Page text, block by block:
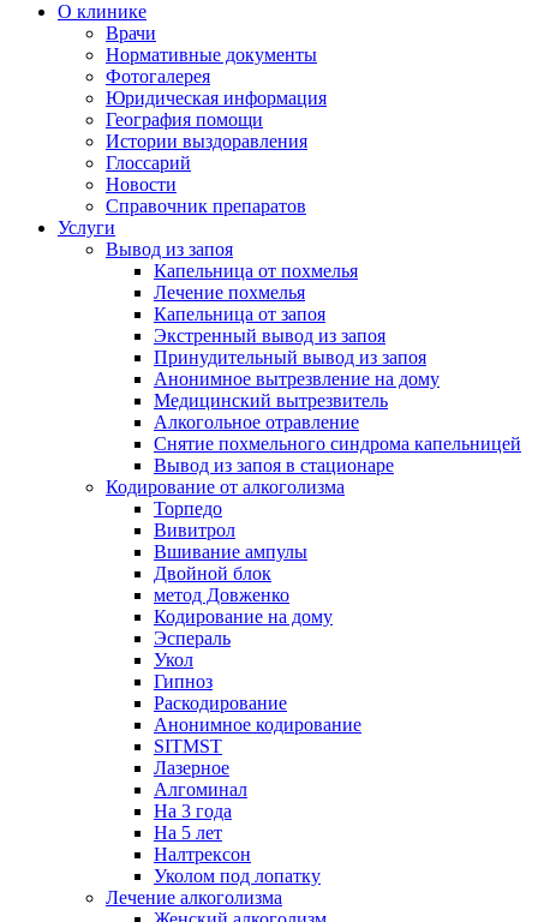
О клинике
Врачи
Нормативные документы
Фотогалерея
Юридическая информация
География помощи
Истории выздоравления
Глоссарий
Новости
Справочник препаратов
Услуги
Вывод из запоя
Капельница от похмелья
Лечение похмелья
Капельница от запоя
Экстренный вывод из запоя
Принудительный вывод из запоя
Анонимное вытрезвление на дому
Медицинский вытрезвитель
Алкогольное отравление
Снятие похмельного синдрома капельницей
Вывод из запоя в стационаре
Кодирование от алкоголизма
Торпедо
Вивитрол
Вшивание ампулы
Двойной блок
метод Довженко
Кодирование на дому
Эспераль
Укол
Гипноз
Раскодирование
Анонимное кодирование
SITMST
Лазерное
Алгоминал
На 3 года
На 5 лет
Налтрексон
Уколом под лопатку
Лечение алкоголизма